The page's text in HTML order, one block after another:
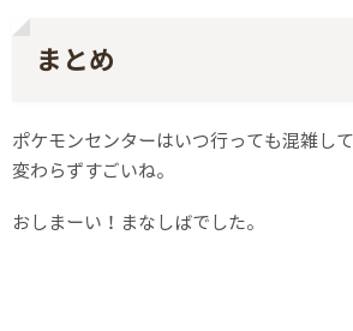
まとめ
ポケモンセンターはいつ行っても混雑し
変わらずすごいね。
おしまーい！まなしばでした。